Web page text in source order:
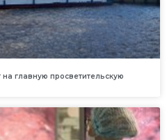
главную просветительскую